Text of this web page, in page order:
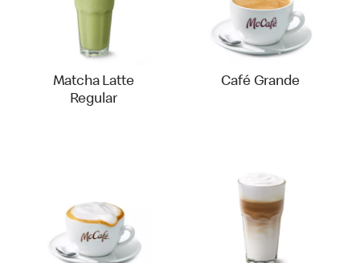
Matcha Latte
Regular
Café Grande